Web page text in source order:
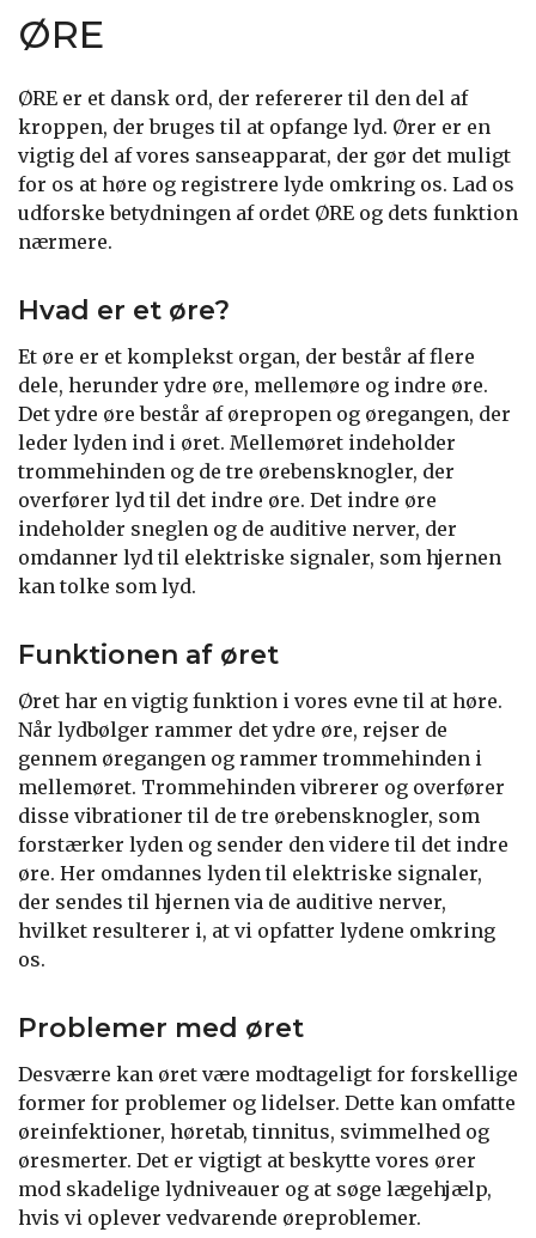
ØRE
ØRE er et dansk ord, der refererer til den del af
kroppen, der bruges til at opfange lyd. Ører er en
vigtig del af vores sanseapparat, der gør det muligt
for os at høre og registrere lyde omkring os. Lad os
udforske betydningen af ordet ØRE og dets funktion
nærmere.
Hvad er et øre?
Et øre er et komplekst organ, der består af flere
dele, herunder ydre øre, mellemøre og indre øre.
Det ydre øre består af ørepropen og øregangen, der
leder lyden ind i øret. Mellemøret indeholder
trommehinden og de tre ørebensknogler, der
overfører lyd til det indre øre. Det indre øre
indeholder sneglen og de auditive nerver, der
omdanner lyd til elektriske signaler, som hjernen
kan tolke som lyd.
Funktionen af øret
Øret har en vigtig funktion i vores evne til at høre.
Når lydbølger rammer det ydre øre, rejser de
gennem øregangen og rammer trommehinden i
mellemøret. Trommehinden vibrerer og overfører
disse vibrationer til de tre ørebensknogler, som
forstærker lyden og sender den videre til det indre
øre. Her omdannes lyden til elektriske signaler,
der sendes til hjernen via de auditive nerver,
hvilket resulterer i, at vi opfatter lydene omkring
os.
Problemer med øret
Desværre kan øret være modtageligt for forskellige
former for problemer og lidelser. Dette kan omfatte
øreinfektioner, høretab, tinnitus, svimmelhed og
øresmerter. Det er vigtigt at beskytte vores ører
mod skadelige lydniveauer og at søge lægehjælp,
hvis vi oplever vedvarende øreproblemer.